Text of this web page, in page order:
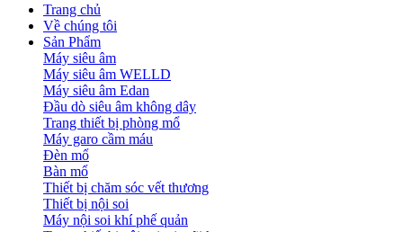
Trang chủ
Về chúng tôi
Sản Phẩm
Máy siêu âm
Máy siêu âm WELLD
Máy siêu âm Edan
Đầu dò siêu âm không dây
Trang thiết bị phòng mổ
Máy garo cầm máu
Đèn mổ
Bàn mổ
Thiết bị chăm sóc vết thương
Thiết bị nội soi
Máy nội soi khí phế quản